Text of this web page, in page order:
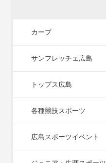
カープ
サンフレッチェ広島
トップス広島
各種競技スポーツ
広島スポーツイベント